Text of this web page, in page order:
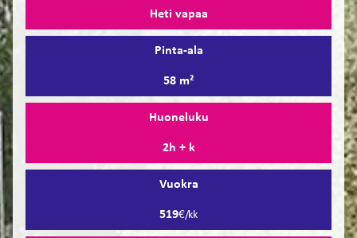
Heti vapaa
Pinta-ala
58 m²
Huoneluku
2h + k
Vuokra
519€/kk